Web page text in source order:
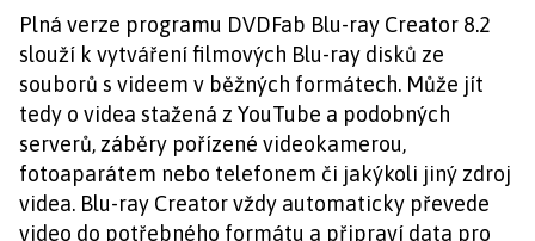
Plná verze programu DVDFab Blu-ray Creator 8.2
slouží k vytváření filmových Blu-ray disků ze
souborů s videem v běžných formátech. Může jít
tedy o videa stažená z YouTube a podobných
serverů, záběry pořízené videokamerou,
fotoaparátem nebo telefonem či jakýkoli jiný zdroj
videa. Blu-ray Creator vždy automaticky převede
video do potřebného formátu a připraví data pro